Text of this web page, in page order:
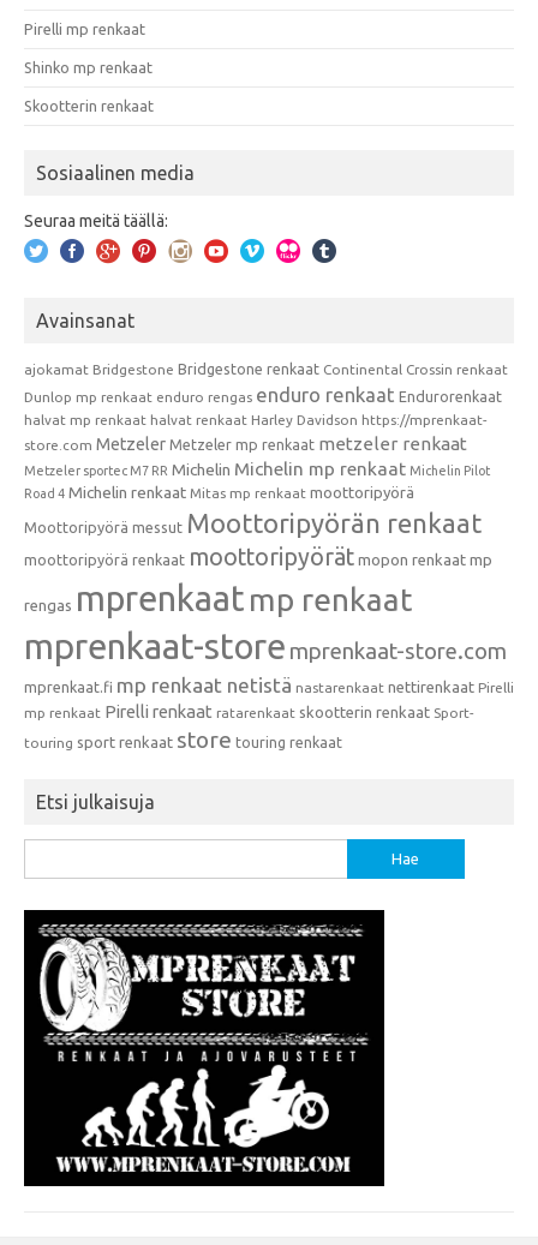
Pirelli mp renkaat
Shinko mp renkaat
Skootterin renkaat
Sosiaalinen media
Seuraa meitä täällä:
Avainsanat
ajokamat Bridgestone Bridgestone renkaat Continental Crossin renkaat
Dunlop mp renkaat enduro rengas enduro renkaat Endurorenkaat
halvat mp renkaat halvat renkaat Harley Davidson https://mprenkaat-
store.com Metzeler Metzeler mp renkaat metzeler renkaat
Metzeler sportec M7 RR Michelin Michelin mp renkaat Michelin Pilot
Road 4 Michelin renkaat Mitas mp renkaat moottoripyörä
Moottoripyörä messut Moottoripyörän renkaat
moottoripyörä renkaat moottoripyörät mopon renkaat mp
rengas mprenkaat mp renkaat
mprenkaat-store mprenkaat-store.com
mprenkaat.fi mp renkaat netistä nastarenkaat nettirenkaat Pirelli
mp renkaat Pirelli renkaat ratarenkaat skootterin renkaat Sport-
touring sport renkaat store touring renkaat
Etsi julkaisuja